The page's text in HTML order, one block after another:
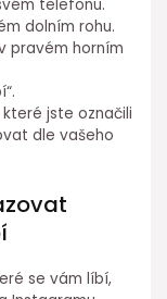
telefonu.
dolním rohu.
pravém horním
které jste označili
dle vašeho
se vám líbí,